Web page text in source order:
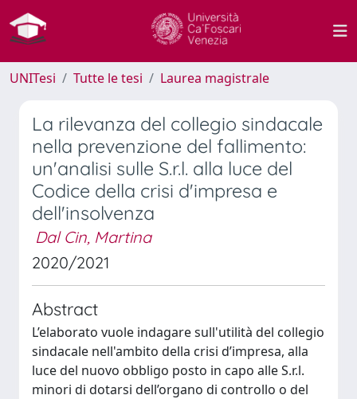
UNITesi Tutte le tesi Laurea magistrale
La rilevanza del collegio sindacale
nella prevenzione del fallimento:
un'analisi sulle S.r.l. alla luce del
Codice della crisi d'impresa e
dell'insolvenza
Dal Cin, Martina
2020/2021
Abstract
L’elaborato vuole indagare sull'utilità del collegio
sindacale nell'ambito della crisi d’impresa, alla
luce del nuovo obbligo posto in capo alle S.r.l.
minori di dotarsi dell’organo di controllo o del